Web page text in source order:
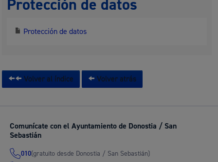
Protección de datos
Protección de datos
Volver al índice Volver atrás
Comunícate con el Ayuntamiento de Donostia / San
Sebastián
010(gratuito desde Donostia / San Sebastián)